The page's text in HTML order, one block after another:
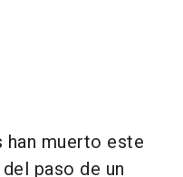
muerto este
paso de un